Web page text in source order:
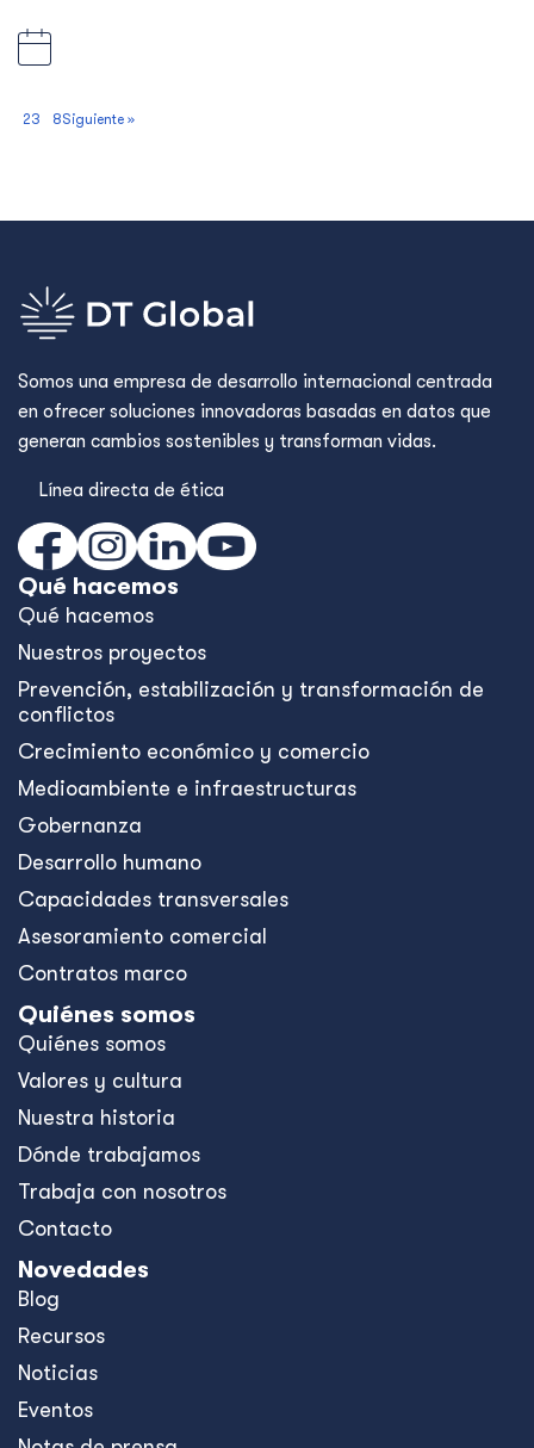
23 8Siguiente »
Somos una empresa de desarrollo internacional centrada
en ofrecer soluciones innovadoras basadas en datos que
generan cambios sostenibles y transforman vidas.
Línea directa de ética
Qué hacemos
Qué hacemos
Nuestros proyectos
Prevención, estabilización y transformación de
conflictos
Crecimiento económico y comercio
Medioambiente e infraestructuras
Gobernanza
Desarrollo humano
Capacidades transversales
Asesoramiento comercial
Contratos marco
Quiénes somos
Quiénes somos
Valores y cultura
Nuestra historia
Dónde trabajamos
Trabaja con nosotros
Contacto
Novedades
Blog
Recursos
Noticias
Eventos